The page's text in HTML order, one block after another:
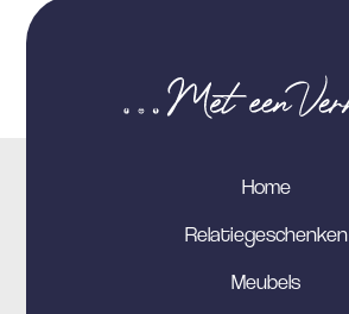
Home
Relatiegeschenken
Meubels